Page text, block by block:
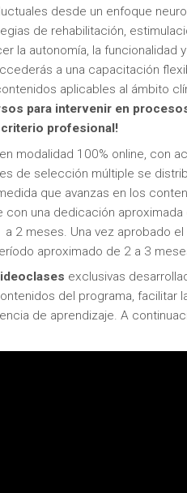
desde un enfoque
de rehabilitación,
la autonomía, la funcionalidad
a una capacitación
aplicables al ámbito
para intervenir en
profesional!
modalidad 100% online, con
de selección múltiple se
que avanzas en los
con una dedicación
2 meses. Una vez aprobado
aproximado de 2 a 3
exclusivas
del programa, facilitar
de aprendizaje. A